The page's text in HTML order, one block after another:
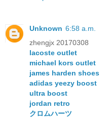
Unknown 6:58 a.m.
zhengjx 20170308
lacoste outlet
michael kors outlet
james harden shoes
adidas yeezy boost
ultra boost
jordan retro
クロムハーツ